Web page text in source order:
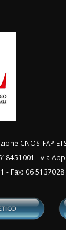
CNOS-FAP
- via
- Fax: 06 5137028